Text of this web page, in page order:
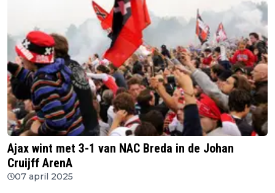
Ajax wint met 3-1 van NAC Breda in de Johan
Cruijff ArenA
07 april 2025